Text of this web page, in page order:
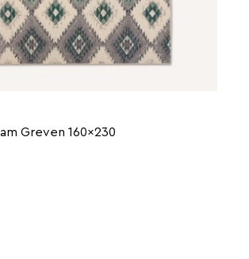
Greven 160x230